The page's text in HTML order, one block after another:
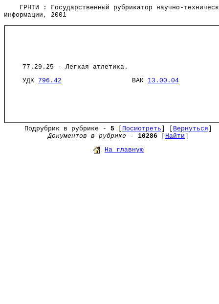
ГРНТИ : Государственный рубрикатор научно-
информации, 2001
77.29.25 - Легкая атлетика.
УДК 796.42 ВАК 13.00.04
Подрубрик в рубрике - 5 Посмотреть Вернуться
Документов в рубрике - 10286 Найти
На главную